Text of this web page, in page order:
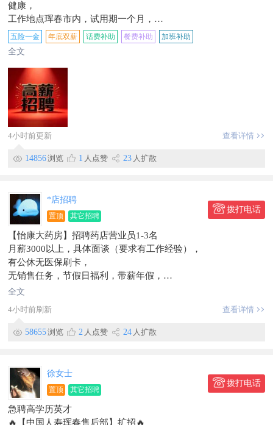
健康，
工作地点珲春市内，试用期一个月，
成手试用期6000元，转正8000-15000元/月，能力强者上不封
顶！
饭！
早7点晚6。社保五险，有经验者优先，有交通工具优先，
应聘电话189****0300！
信息有效期到9月28日
五险一金 年底双薪 话费补助 餐费补助 加班补助
全文
4小时前更新 查看详情
14856浏览 1 人点赞 23 人扩散
*店招聘
置顶 其它招聘
拨打电话
【怡康大药房】招聘药店营业员1-3名
月薪3000以上，具体面谈（要求有工作经验），
有公休无医保刷卡，
无销售任务，节假日福利，带薪年假，
有意者电话185****9888
信息有效期到9月22日
全文
4小时前刷新
查看详情
58655浏览 2 人点赞 24 人扩散
徐女士
置顶 其它招聘
拨打电话
急聘高学历英才
🔥【中国人寿珲春售后部】扩招🔥